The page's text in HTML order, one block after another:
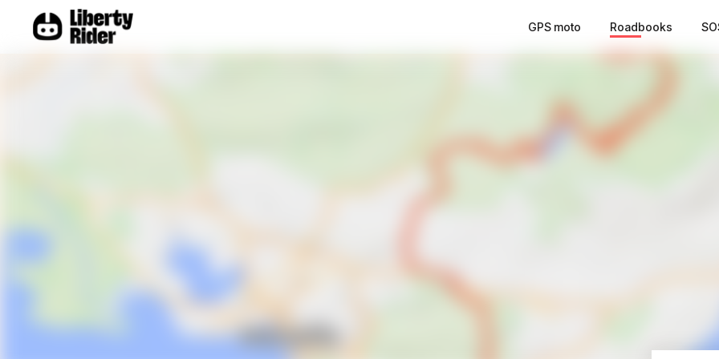
GPS moto Roadbooks